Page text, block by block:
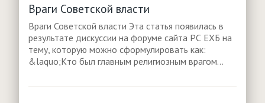
Враги Советской власти
Враги Советской власти Эта статья появилась в
результате дискуссии на форуме сайта РС ЕХБ на
тему, которую можно сформулировать как:
&laquo;Кто был главным религиозным врагом...